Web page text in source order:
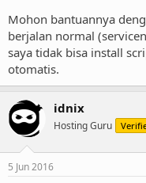
Mohon bantuannya
berjalan normal
saya tidak bisa install
otomatis.
idnix
Hosting Guru
5 Jun 2016